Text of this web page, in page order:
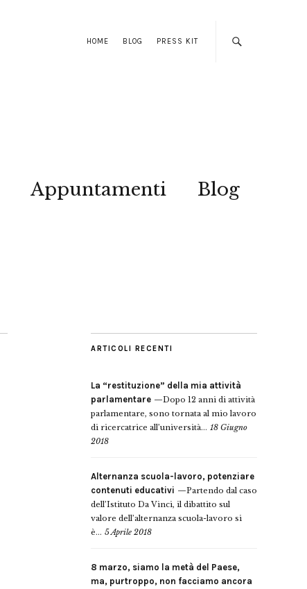
HOME BLOG PRESS KIT
Appuntamenti Blog
ARTICOLI RECENTI
La “restituzione” della mia attività
parlamentare
Dopo 12 anni di attività
parlamentare, sono tornata al mio lavoro
di ricercatrice all’università... 18 Giugno
2018
Alternanza scuola-lavoro, potenziare
contenuti educativi
Partendo dal caso
dell’Istituto Da Vinci, il dibattito sul
valore dell’alternanza scuola-lavoro si
è... 5 Aprile 2018
8 marzo, siamo la metà del Paese,
ma, purtroppo, non facciamo ancora